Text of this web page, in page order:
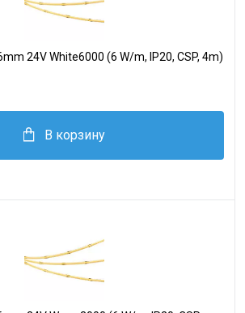
24V White6000 (6 W/m, IP20, CSP, 4m)
В корзину